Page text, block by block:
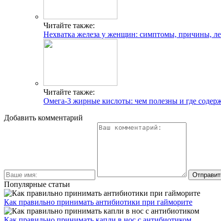
Читайте также:
Нехватка железа у женщин: симптомы, причины,
Читайте также:
Омега-3 жирные кислоты: чем полезны и где
Добавить комментарий
Популярные статьи
Как правильно принимать антибиотики при гайморите